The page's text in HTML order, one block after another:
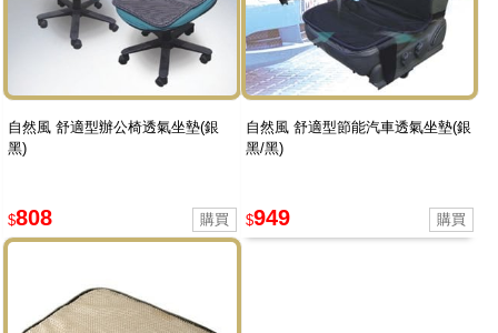
自然風 舒適型辦公椅透氣坐墊(銀
黑)
$808
自然風 舒適型節能汽車透氣坐墊(銀
黑/黑)
$949